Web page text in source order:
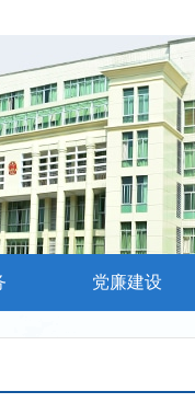
党廉建设